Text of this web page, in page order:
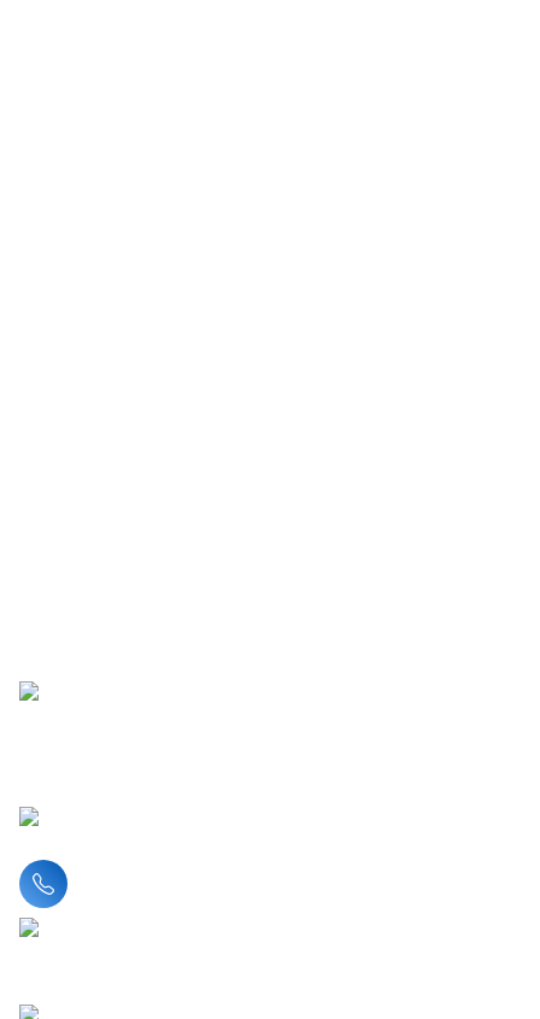
Liên hệ hotline